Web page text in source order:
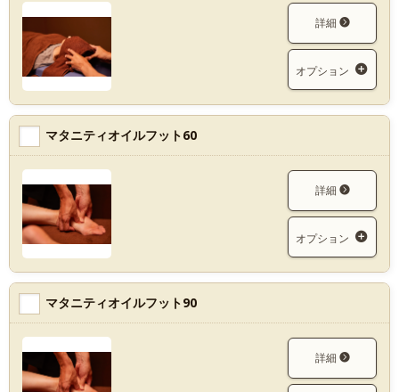
詳細
オプション
マタニティオイルフット60
詳細
オプション
マタニティオイルフット90
詳細